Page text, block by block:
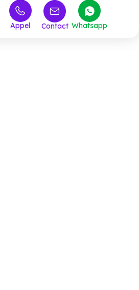
Appel Contact Whatsapp